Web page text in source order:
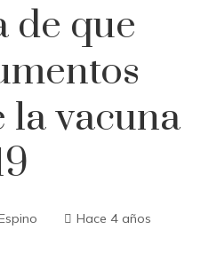
de que
la vacuna
Hace 4 años